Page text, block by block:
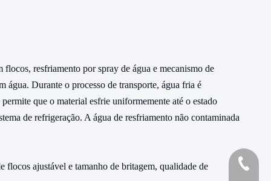
resfriamento por spray de água e mecanismo de
água. Durante o processo de transporte, água fria é
que o material esfrie uniformemente até o estado
de refrigeração. A água de resfriamento não contaminada
flocos ajustável e tamanho de britagem, qualidade de
+86-